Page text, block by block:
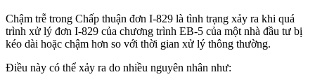
Chậm trễ trong Chấp thuận đơn I-829 là tình trạng xảy ra khi quá
trình xử lý đơn I-829 của chương trình EB-5 của một nhà đầu tư bị
kéo dài hoặc chậm hơn so với thời gian xử lý thông thường.
Điều này có thể xảy ra do nhiều nguyên nhân như: